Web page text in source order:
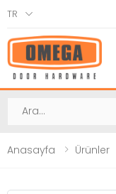
TR
Ara
Anasayfa Ürünler